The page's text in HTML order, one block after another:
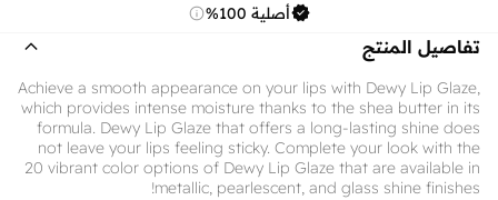
أصلية 100%
تفاصيل المنتج
Achieve a smooth appearance on your lips with Dewy Lip Glaze,
which provides intense moisture thanks to the shea butter in its
formula. Dewy Lip Glaze that offers a long-lasting shine does
not leave your lips feeling sticky. Complete your look with the
20 vibrant color options of Dewy Lip Glaze that are available in
metallic, pearlescent, and glass shine finishes!